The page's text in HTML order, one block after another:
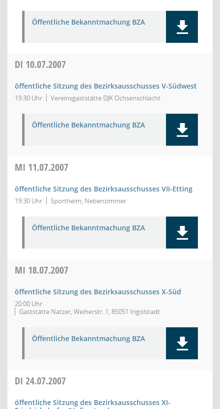
Öffentliche Bekanntmachung BZA
DI 10.07.2007
öffentliche Sitzung des Bezirksausschusses V-Südwest
19:30 Uhr Vereinsgaststätte DJK Ochsenschlacht
Öffentliche Bekanntmachung BZA
MI 11.07.2007
öffentliche Sitzung des Bezirksausschusses VII-Etting
19:30 Uhr Sportheim, Nebenzimmer
Öffentliche Bekanntmachung BZA
MI 18.07.2007
öffentliche Sitzung des Bezirksausschusses X-Süd
20:00 Uhr
Gaststätte Natzer, Weiherstr. 1, 85051 Ingolstadt
Öffentliche Bekanntmachung BZA
DI 24.07.2007
öffentliche Sitzung des Bezirksausschusses XI-